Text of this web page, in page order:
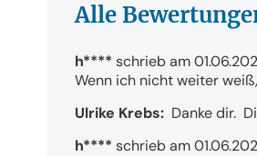
Alle
h**** schrieb am
Wenn ich nicht weiter
Ulrike Krebs: Danke dir.
h**** schrieb am